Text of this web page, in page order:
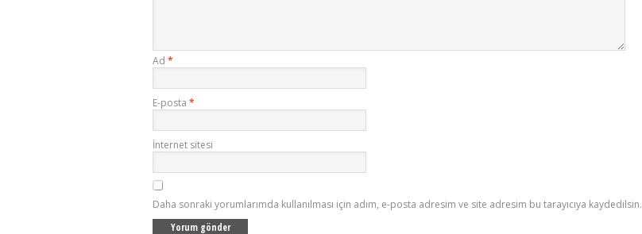
Ad *
E-posta *
İnternet sitesi
Daha sonraki yorumlarımda kullanılması için adım, e-posta adresim ve site adresim bu tarayıcıya kaydedilsin.